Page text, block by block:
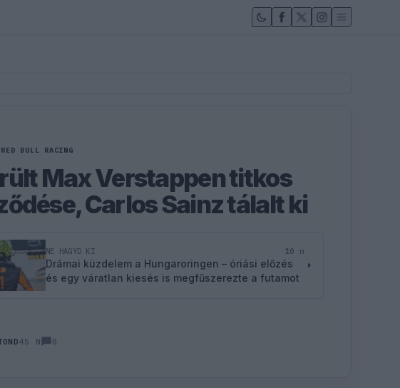
RED BULL RACING
Max Verstappen titkos
Carlos Sainz tálalt ki
NE HAGYD KI 10 n
Drámai küzdelem a Hungaroringen – óriási előzés
és egy váratlan kiesés is megfűszerezte a futamot
45 N 0